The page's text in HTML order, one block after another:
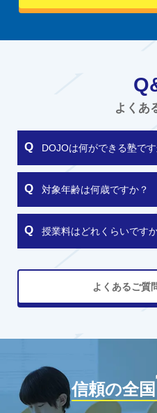
よくあ
DOJOは何ができる塾です
対象年齢は何歳ですか？
授業料はどれくらいです
よくあるご質
信頼の全国